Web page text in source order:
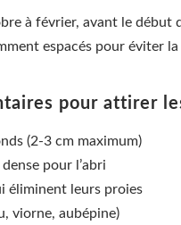
à février, avant le
espacés pour éviter
pour attirer
(2-3 cm maximum)
pour l’abri
éliminent leurs proies
viorne, aubépine)